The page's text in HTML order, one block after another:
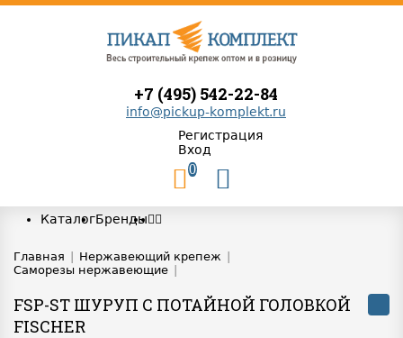
+7 (495) 542-22-84
info@pickup-komplekt.ru
Регистрация
Вход
0
КаталогБренды
Главная Нержавеющий крепеж
Саморезы нержавеющие
FSP-ST ШУРУП С ПОТАЙНОЙ ГОЛОВКОЙ
FISCHER